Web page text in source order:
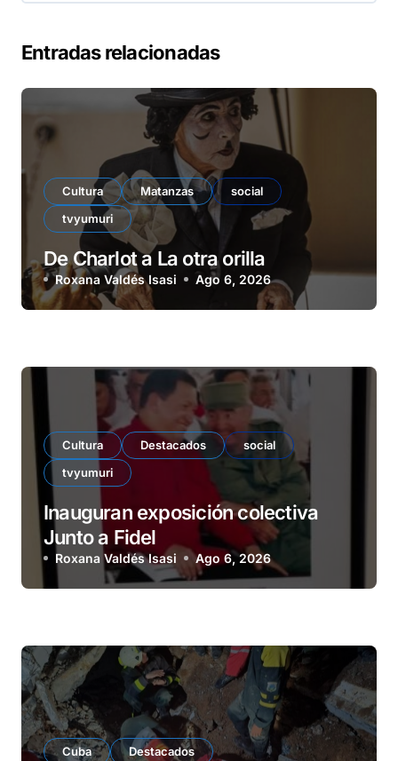
Entradas relacionadas
Cultura Matanzas
social
tvyumuri
De Charlot a La otra orilla
Roxana Valdés Isasi Ago 6, 2026
Cultura Destacados
social
tvyumuri
Inauguran exposición colectiva
Junto a Fidel
Roxana Valdés Isasi Ago 6, 2026
Cuba Destacados